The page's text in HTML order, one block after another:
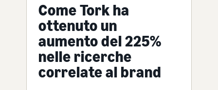
Come Tork ha
ottenuto un
aumento del 225%
nelle ricerche
correlate al brand